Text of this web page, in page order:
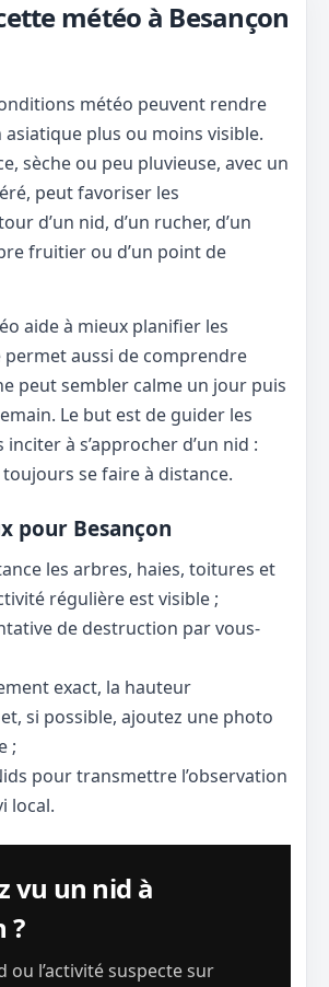
météo à Besançon
météo peuvent rendre
asiatique plus ou moins visible.
sèche ou peu pluvieuse, avec un
peut favoriser les
d’un nid, d’un rucher, d’un
fruitier ou d’un point de
aide à mieux planifier les
permet aussi de comprendre
peut sembler calme un jour puis
Le but est de guider les
à s’approcher d’un nid :
se faire à distance.
pour Besançon
les arbres, haies, toitures et
régulière est visible ;
de destruction par vous-
exact, la hauteur
si possible, ajoutez une photo
;
pour transmettre l’observation
local.
vu un nid à
?
ou l’activité suspecte sur